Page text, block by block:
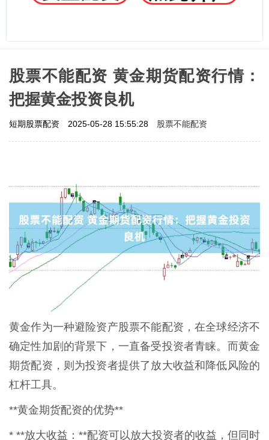
股票不能配资 黄金期货配资行情：
把握黄金投资良机
短期股票配资 2025-05-28 15:55:28 股票不能配资
黄金作为一种避险资产股票不能配资，在全球经济不
确定性加剧的背景下，一直备受投资者青睐。而黄金
期货配资，则为投资者提供了放大收益和降低风险的
杠杆工具。
**黄金期货配资的优势**
* **放大收益：**配资可以放大投资者的收益，但同时